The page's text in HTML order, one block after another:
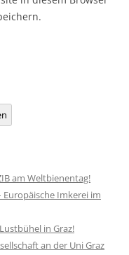
am Weltbienentag!
Europäische Imkerei im
in Graz!
an der Uni Graz